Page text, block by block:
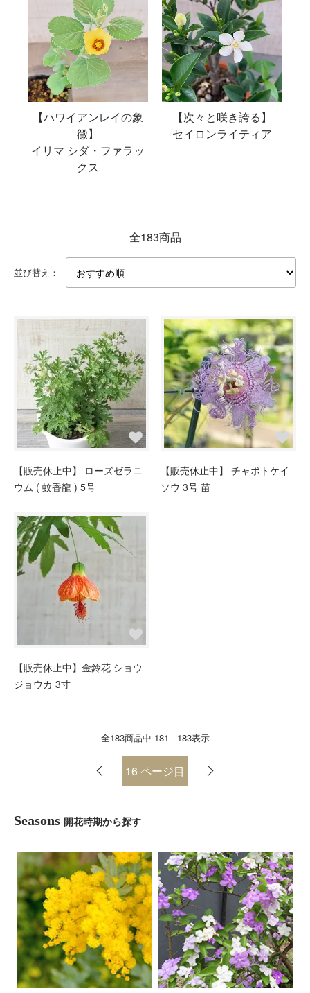
【ハワイアンレイの象
徴】
イリマ シダ・ファラッ
クス
【次々と咲き誇る】
セイロンライティア
全183商品
並び替え：
【販売休止中】 ローズゼラニ
ウム ( 蚊香龍 ) 5号
【販売休止中】 チャボトケイ
ソウ 3号 苗
【販売休止中】金鈴花 ショウ
ジョウカ 3寸
全183商品中 181 - 183表示
16 ページ目
Seasons 開花時期から探す